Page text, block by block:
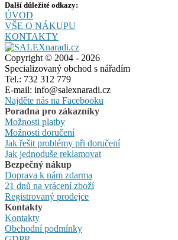
Další důležité odkazy:
ÚVOD
VŠE O NÁKUPU
KONTAKTY
Copyright © 2004 - 2026
Specializovaný obchod s nářadím
Tel.: 732 312 779
E-mail: info@salexnaradi.cz
Najděte nás na Facebooku
Poradna pro zákazníky
Možnosti platby
Možnosti doručení
Jak řešit problémy při doručení
Jak jednoduše reklamovat
Bezpečný nákup
Doprava k nám zdarma
21 dnů na vrácení zboží
Registrovaný prodejce
Kontakty
Kontakty
Obchodní podmínky